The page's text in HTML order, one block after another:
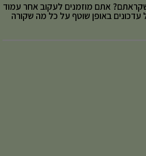
אתם מוזמנים לעקוב אחר עמוד
עדכונים באופן שוטף על כל מה שקורה